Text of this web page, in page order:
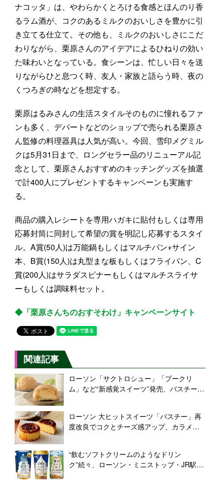
ナコッタ」は、やわらかくとろける食感とほんのり香
るラム酒が、コクのあるミルクのおいしさを豊かに引
き立てる仕立て。その他も、ミルクのおいしさにこだ
わりながら、栗原さんのアイデアによるひねりの効い
た味わいとなっている。食シーンは、忙しい日々を送
りながらひと息つく時、友人・家族と語らう時、夜の
くつろぎの時などを想定する。
栗原はるみさんの生活スタイルそのものに憧れるファ
ンも多く、デパートなどのショップで売られる栗原さ
ん監修の料理器具は人気が高い。今回、雪印メグミル
クは5月31日まで、ロングセラー品のリニューアル記
念として、栗原さんおすすめのキッチングッズを抽選
で計400人にプレゼントするキャンペーンも実施す
る。
商品の購入レシートを専用ハガキに貼付もしくは専用
応募封筒に同封して希望の賞を明記し応募するスタイ
ル。A賞(50人)は万能鍋もしくはマルチパン+サイン
本、B賞(150人)は丸型まな板もしくはフライパン、C
賞(200人)はサラダスピナーもしくはマルチスライサ
ーもしくは調味料セット。
◆「栗原さんちのおすそわけ」キャンペーンサイト
関連記事
ローソン「サクトロシュー」「プークリ
ム」など“新感覚スイーツ”発売、バスチーは
ローソン 大ヒットスイーツ「バスチー」再
度改良でコクとチーズ感アップ、カラメル
“飲むソフトクリームのようなドリン
ク”続々、ローソン・ミニストップ・JR駅ナ